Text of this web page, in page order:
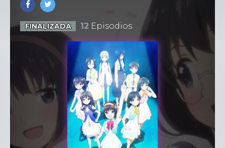
FINALIZADA 12 Episodios